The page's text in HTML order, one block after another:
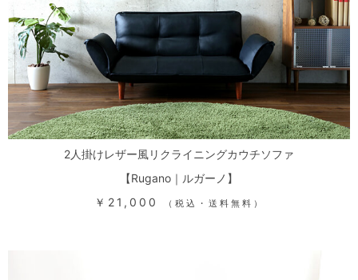
2人掛けレザー風リクライニングカウチソファ
【Rugano｜ルガーノ】
￥21,000
（税込・送料無料）